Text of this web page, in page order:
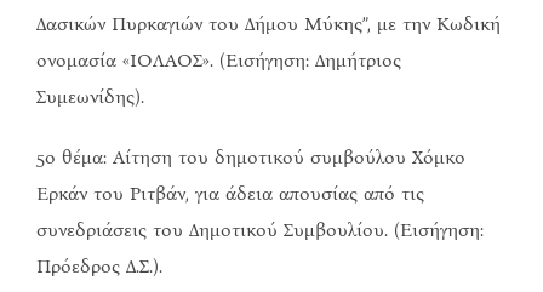
Δασικών Πυρκαγιών του Δήμου Μύκης”, με την Κωδική
ονομασία «ΙΟΛΑΟΣ». (Εισήγηση: Δημήτριος
Συμεωνίδης).
5ο θέμα: Αίτηση του δημοτικού συμβούλου Χόμκο
Ερκάν του Ριτβάν, για άδεια απουσίας από τις
συνεδριάσεις του Δημοτικού Συμβουλίου. (Εισήγηση:
Πρόεδρος Δ.Σ.).